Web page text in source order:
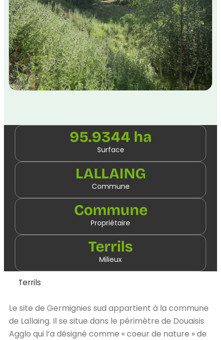
95.9344 ha
Surface
LALLAING
Commune
Commune
Propriétaire
Terrils
Milieux
Terrils
Le site de Germignies sud appartient à la commune
de Lallaing. Il se situe dans le périmètre de Douaisis
Agglo qui l’a désigné comme « coeur de nature » de